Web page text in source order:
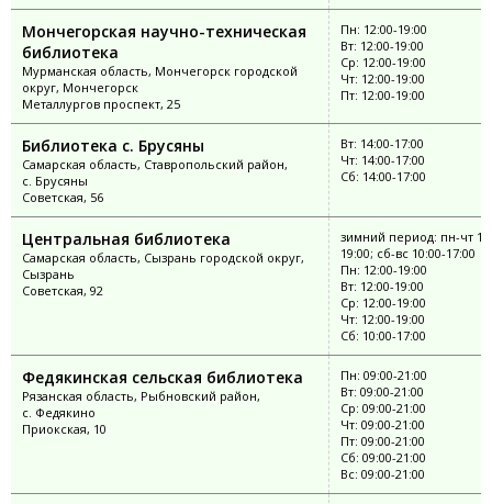
Мончегорская научно-техническая
библиотека
Мурманская область, Мончегорск городской
округ, Мончегорск
Металлургов проспект, 25
Пн: 12:00-19:00
Вт: 12:00-19:00
Ср: 12:00-19:00
Чт: 12:00-19:00
Пт: 12:00-19:00
Библиотека с. Брусяны
Самарская область, Ставропольский район,
с. Брусяны
Советская, 56
Вт: 14:00-17:00
Чт: 14:00-17:00
Сб: 14:00-17:00
Центральная библиотека
Самарская область, Сызрань городской округ,
Сызрань
Советская, 92
зимний период: пн-чт
19:00; сб-вс 10:00-17:00
Пн: 12:00-19:00
Вт: 12:00-19:00
Ср: 12:00-19:00
Чт: 12:00-19:00
Сб: 10:00-17:00
Федякинская сельская библиотека
Рязанская область, Рыбновский район,
с. Федякино
Приокская, 10
Пн: 09:00-21:00
Вт: 09:00-21:00
Ср: 09:00-21:00
Чт: 09:00-21:00
Пт: 09:00-21:00
Сб: 09:00-21:00
Вс: 09:00-21:00